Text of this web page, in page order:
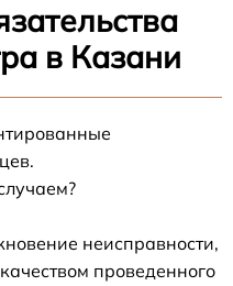
в Казани
неисправности,
проведенного